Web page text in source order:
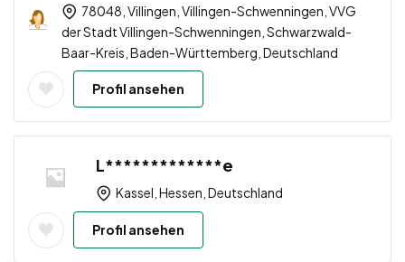
78048, Villingen, Villingen-Schwenningen, VVG
der Stadt Villingen-Schwenningen, Schwarzwald-
Baar-Kreis, Baden-Württemberg, Deutschland
Profil ansehen
L*************e
Kassel, Hessen, Deutschland
Profil ansehen